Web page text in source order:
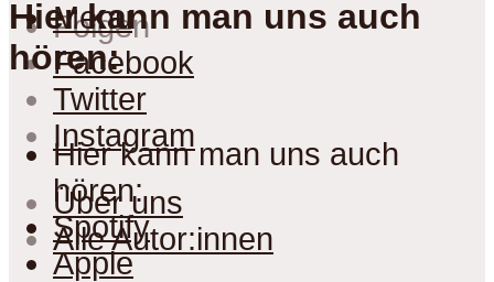
Menu
Hier kann man uns auch
hören:
Hier kann man uns auch
hören:
Spotify
Apple
Folgen
Facebook
Twitter
Instagram
Über uns
Alle Autor:innen